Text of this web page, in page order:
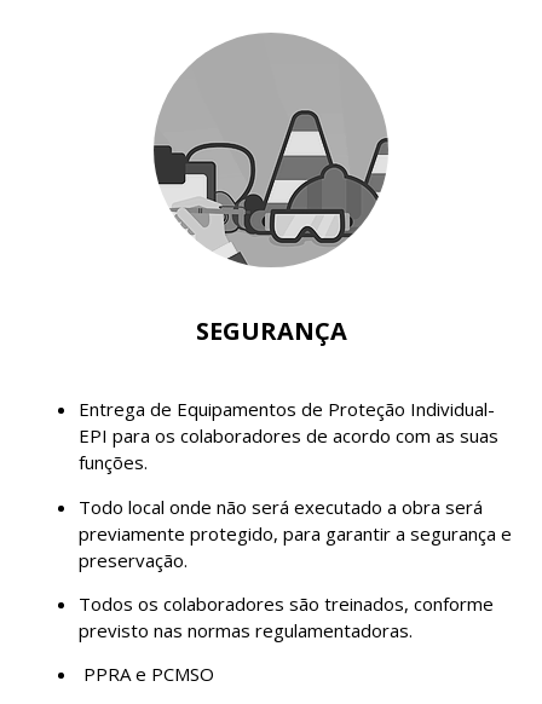
SEGURANÇA
Entrega de Equipamentos de Proteção Individual-
EPI para os colaboradores de acordo com as suas
funções.
Todo local onde não será executado a obra será
previamente protegido, para garantir a segurança e
preservação.
Todos os colaboradores são treinados, conforme
previsto nas normas regulamentadoras.
PPRA e PCMSO